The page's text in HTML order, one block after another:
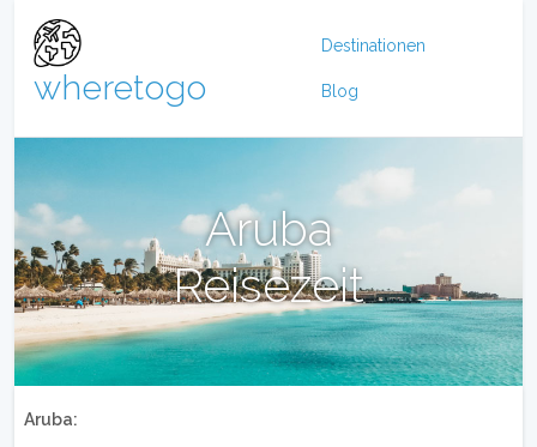
wheretogo
Destinationen
Blog
Aruba
Reisezeit
Aruba: